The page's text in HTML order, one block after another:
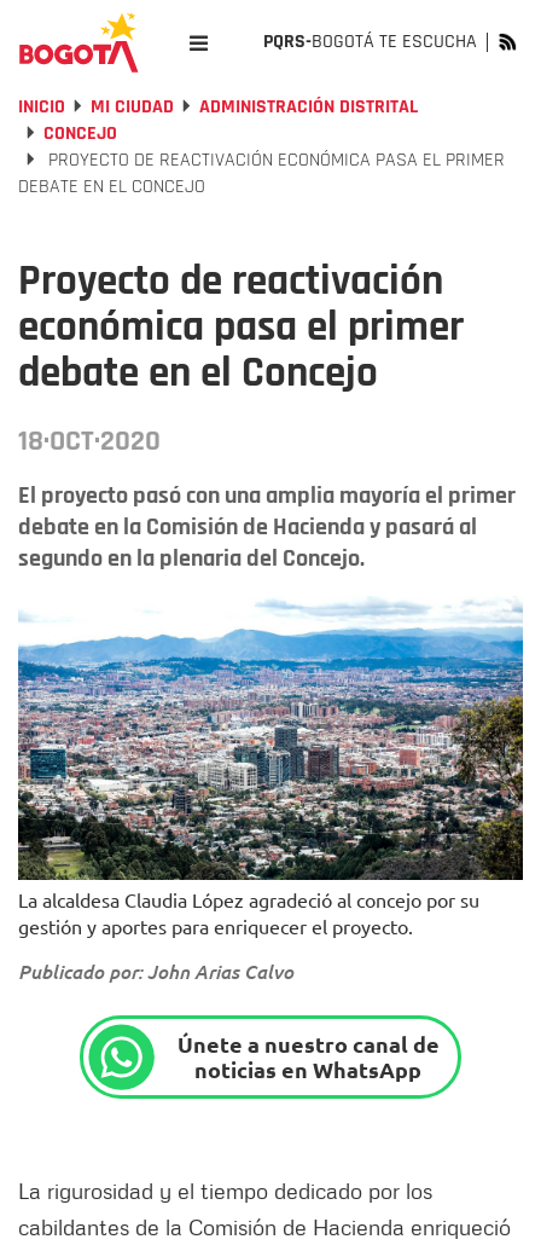
PQRS-BOGOTÁ TE ESCUCHA
INICIO MI CIUDAD
ADMINISTRACIÓN DISTRITAL
CONCEJO
PROYECTO DE REACTIVACIÓN ECONÓMICA PASA EL PRIMER
DEBATE EN EL CONCEJO
Proyecto de reactivación
económica pasa el primer
debate en el Concejo
18·OCT·2020
El proyecto pasó con una amplia mayoría el primer
debate en la Comisión de Hacienda y pasará al
segundo en la plenaria del Concejo.
La alcaldesa Claudia López agradeció al concejo por su
gestión y aportes para enriquecer el proyecto.
Publicado por: John Arias Calvo
Únete a nuestro canal de
noticias en WhatsApp
La rigurosidad y el tiempo dedicado por los
cabildantes de la Comisión de Hacienda enriqueció